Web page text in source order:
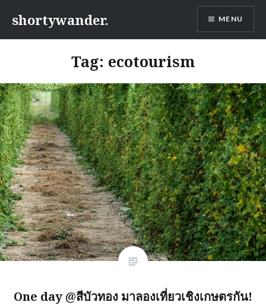
content
shortywander. MENU
Tag: ecotourism
One day @สีบัวทอง มาลองเที่ยวเชิงเกษตรกัน!